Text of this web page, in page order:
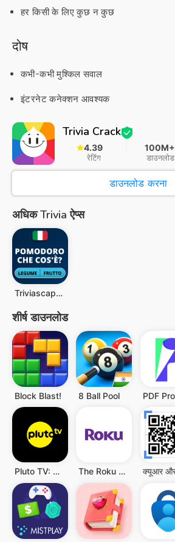
हर किसी के लिए कुछ न कुछ
दोष
कभी-कभी मुश्किल सवाल
इंटरनेट कनेक्शन आवश्यक
Trivia Crack
4.39
रेटिंग
100M+
डाउनलोड
डाउनलोड करना
अधिक Trivia ऐप्स
Triviascapes: trivia & IQ test
शीर्ष डाउनलोड
Block Blast! 8 Ball Pool
Pluto TV: Watch Free Movies/TV The Roku App (Official)